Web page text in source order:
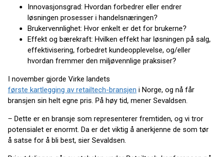
Innovasjonsgrad: Hvordan forbedrer eller endrer
løsningen prosesser i handelsnæringen?
Brukervennlighet: Hvor enkelt er det for brukerne?
Effekt og bærekraft: Hvilken effekt har løsningen på salg,
effektivisering, forbedret kundeopplevelse, og/eller
hvordan fremmer den miljøvennlige praksiser?
I november gjorde Virke landets
første kartlegging av retailtech-bransjen i Norge, og nå får
bransjen sin helt egne pris. På høy tid, mener Sevaldsen.
– Dette er en bransje som representerer fremtiden, og vi tror
potensialet er enormt. Da er det viktig å anerkjenne de som tør
å satse for å bli best, sier Sevaldsen.